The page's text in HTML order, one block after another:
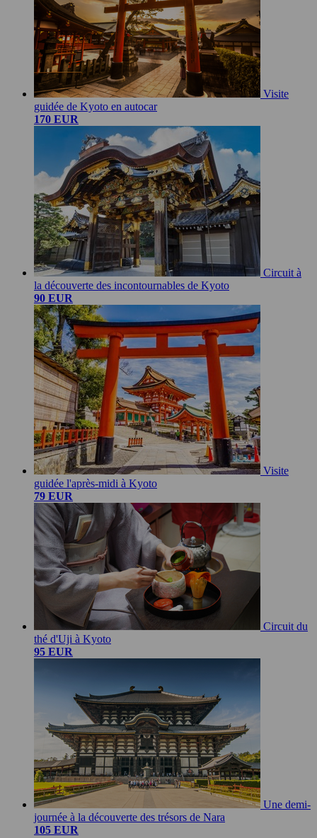
Visite
guidée de Kyoto en autocar
170 EUR
Circuit à
la découverte des incontournables de Kyoto
90 EUR
Visite
guidée l'après-midi à Kyoto
79 EUR
Circuit du
thé d'Uji à Kyoto
95 EUR
Une demi-
journée à la découverte des trésors de Nara
105 EUR